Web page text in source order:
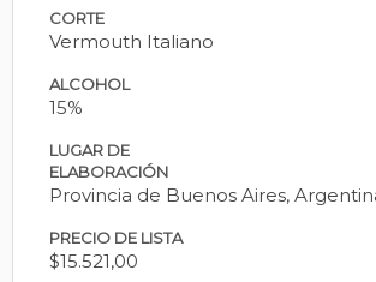
CORTE
Vermouth Italiano
ALCOHOL
15%
LUGAR DE
ELABORACIÓN
Provincia de Buenos Aires,
PRECIO DE LISTA
$15.521,00